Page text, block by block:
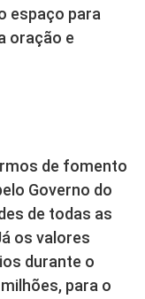
espaço para
oração e
de fomento
Governo do
de todas as
os valores
durante o
para o